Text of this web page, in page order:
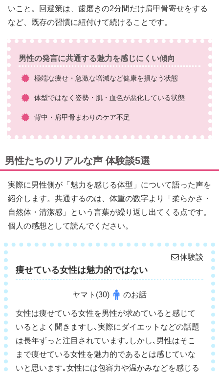
いこと。回避策は、歯磨きの2分間だけ肩甲骨寄せをする
など、既存の習慣に紐付けて続けることです。
男性の発言に共通する魅力を感じにくい傾向
極端な痩せ・急激な増減など健康を損なう状態
体型ではなく姿勢・肌・血色が悪化している状態
背中・肩甲骨まわりのケア不足
男性たちのリアルな声 体験談5選
実際に男性側が「魅力を感じる体型」について語った声を
紹介します。共通するのは、体重の数字より「柔らかさ・
自然体・清潔感」という言葉が繰り返し出てくる点です。
個人の感想として読んでください。
体験談
痩せている女性は魅力的ではない
ヤマト(30) のお話
女性は痩せている女性を男性が求めていると感じて
いるとよく聞きますし､実際にダイエットなどの話題
は長年ずっと注目されています｡しかし､男性はそこ
まで痩せている女性を魅力的であるとは感じていな
いと思います｡女性には包容力や温かみなどを感じる